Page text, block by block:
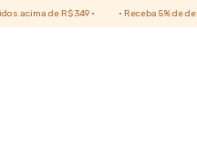
349 • • Receba 5% de desconto